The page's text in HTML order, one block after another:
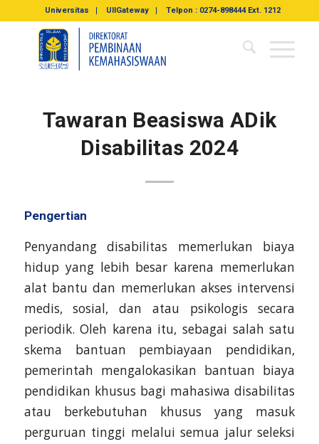
Universitas UIIGateway Telpon : 0274-898444 Ext. 1212
Tawaran Beasiswa ADik
Disabilitas 2024
Pengertian
Penyandang disabilitas memerlukan biaya
hidup yang lebih besar karena memerlukan
alat bantu dan memerlukan akses intervensi
medis, sosial, dan atau psikologis secara
periodik. Oleh karena itu, sebagai salah satu
skema bantuan pembiayaan pendidikan,
pemerintah mengalokasikan bantuan biaya
pendidikan khusus bagi mahasiwa disabilitas
atau berkebutuhan khusus yang masuk
perguruan tinggi melalui semua jalur seleksi